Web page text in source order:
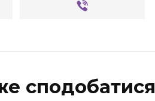
сподобатися